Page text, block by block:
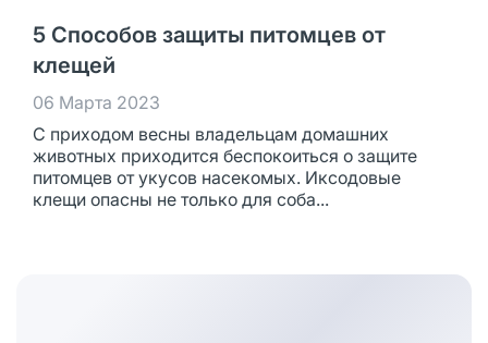
5 Способов защиты питомцев от
клещей
06 Марта 2023
С приходом весны владельцам домашних
животных приходится беспокоиться о защите
питомцев от укусов насекомых. Иксодовые
клещи опасны не только для соба...